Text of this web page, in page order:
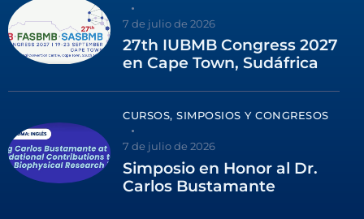
7 de julio de 2026
27th IUBMB Congress 2027
en Cape Town, Sudáfrica
CURSOS, SIMPOSIOS Y CONGRESOS
7 de julio de 2026
Simposio en Honor al Dr.
Carlos Bustamante